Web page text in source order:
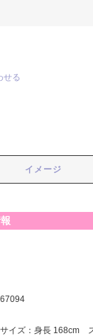
せる
イメージ
サイズ：身長 168cm